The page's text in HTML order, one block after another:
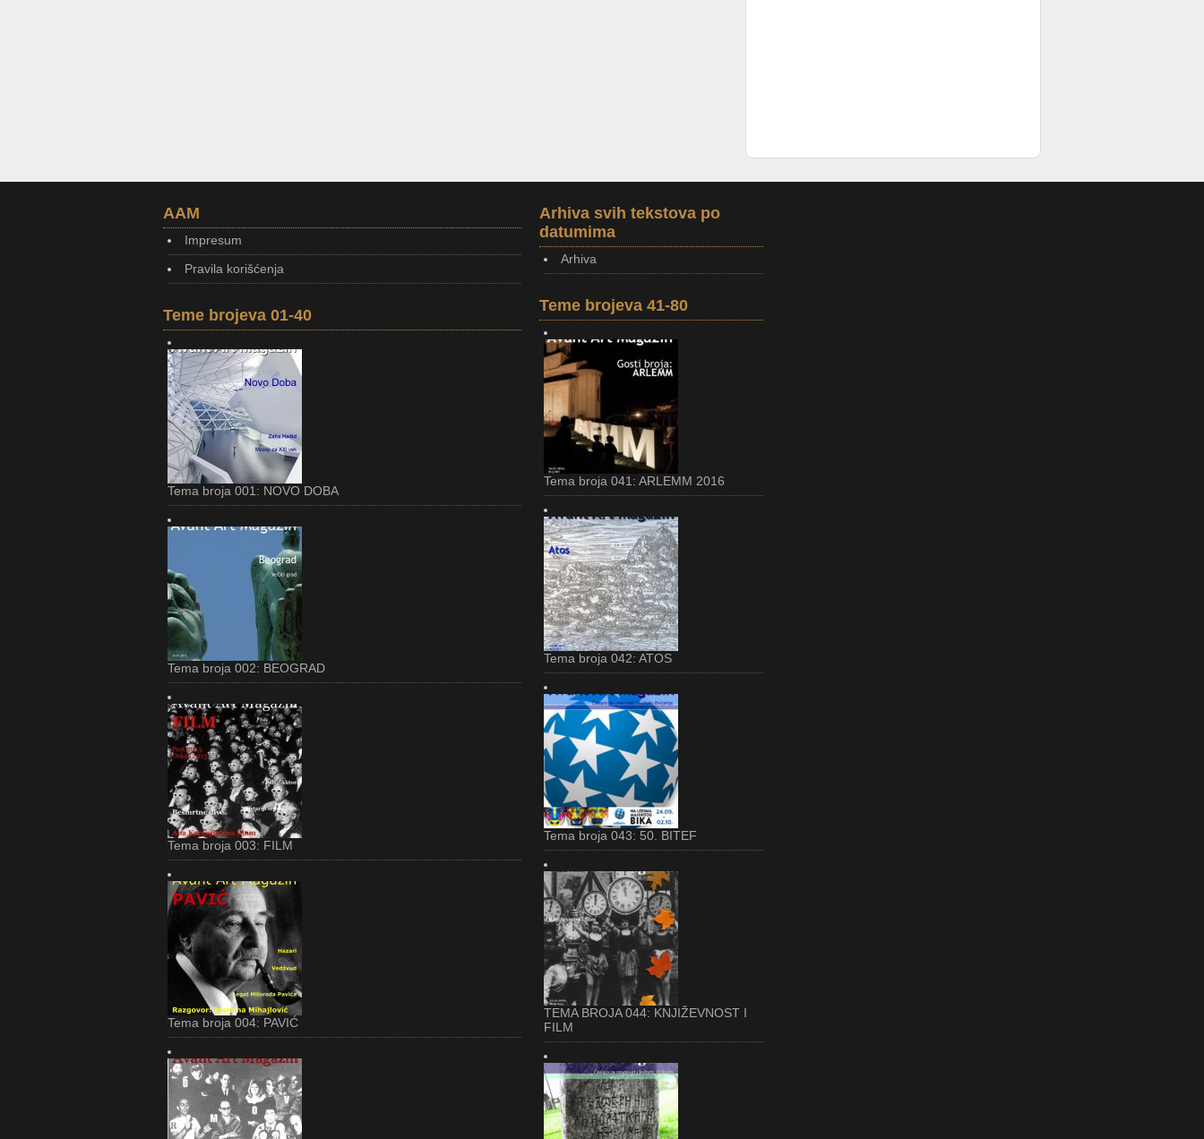
AAM
Impresum
Pravila korišćenja
Teme brojeva 01-40
Tema broja 001: NOVO DOBA
Tema broja 002: BEOGRAD
Tema broja 003: FILM
Tema broja 004: PAVIĆ
Arhiva svih tekstova po
datumima
Arhiva
Teme brojeva 41-80
Tema broja 041: ARLEMM 2016
Tema broja 042: ATOS
Tema broja 043: 50. BITEF
TEMA BROJA 044: KNJIŽEVNOST I
FILM